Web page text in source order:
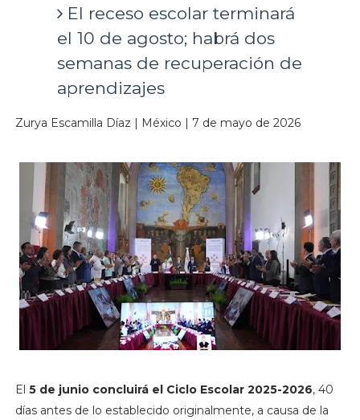
El receso escolar terminará
el 10 de agosto; habrá dos
semanas de recuperación de
aprendizajes
Zurya Escamilla Díaz | México | 7 de mayo de 2026
El 5 de junio concluirá el Ciclo Escolar 2025-2026, 40
días antes de lo establecido originalmente, a causa de la